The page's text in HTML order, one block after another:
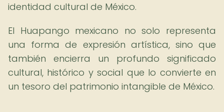
identidad cultural de México.
El Huapango mexicano no solo representa
una forma de expresión artística, sino que
también encierra un profundo significado
cultural, histórico y social que lo convierte en
un tesoro del patrimonio intangible de México.